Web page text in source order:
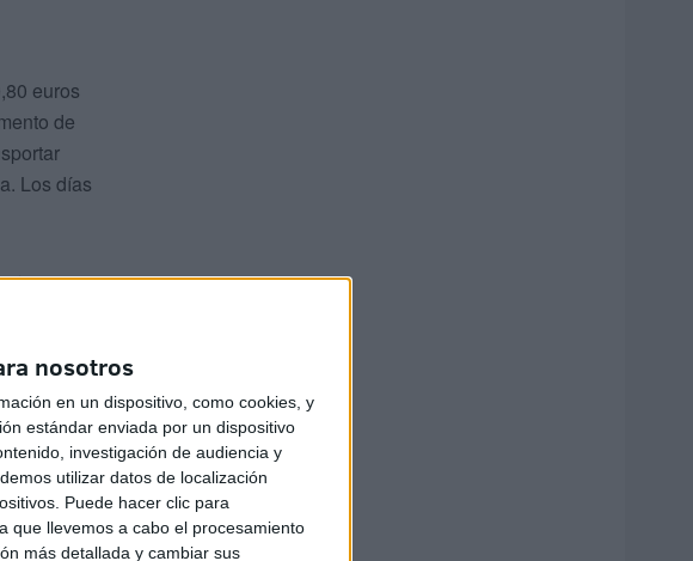
nosotros
en un dispositivo, como cookies, y
estándar enviada por un dispositivo
investigación de audiencia y
utilizar datos de localización
Puede hacer clic para
que llevemos a cabo el procesamiento
más detallada y cambiar sus
euros
de
Los días
un
a partir
por
servicio